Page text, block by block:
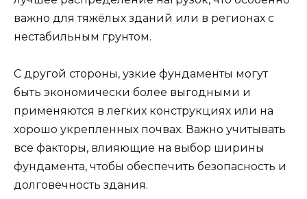
важно для тяжёлых зданий или в регионах с
нестабильным грунтом.
С другой стороны, узкие фундаменты могут
быть экономически более выгодными и
применяются в легких конструкциях или на
хорошо укрепленных почвах. Важно учитывать
все факторы, влияющие на выбор ширины
фундамента, чтобы обеспечить безопасность и
долговечность здания.